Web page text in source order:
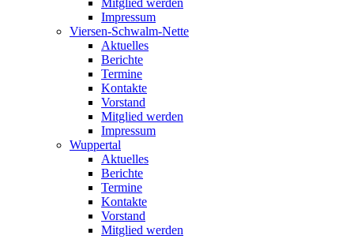
Mitglied werden
Impressum
Viersen-Schwalm-Nette
Aktuelles
Berichte
Termine
Kontakte
Vorstand
Mitglied werden
Impressum
Wuppertal
Aktuelles
Berichte
Termine
Kontakte
Vorstand
Mitglied werden